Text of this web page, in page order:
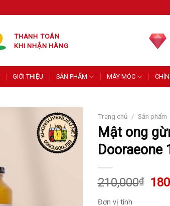
THANH TOÁN
KHI NHẬN HÀNG
GIỚI THIỆU SẢN PHẨM MÁY MÓC
Trang chủ / Sản phẩm
Mật ong
Dooraeone
210,000₫
Giá
Đơn vị tính